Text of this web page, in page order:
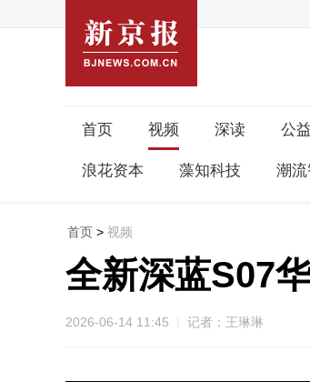
首页 视频 深读 公益
浪花资本 藻知科技 潮
首页 > 视频
全新深蓝S07
2026-06-14 11:45 记者：王琳琳